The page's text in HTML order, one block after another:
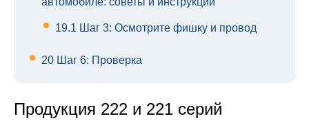
19.1 Шаг 3: Осмотрите фишку и провод
20 Шаг 6: Проверка
Продукция 222 и 221 серий